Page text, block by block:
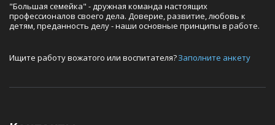
"Большая семейка" - дружная команда настоящих
профессионалов своего дела. Доверие, развитие, любовь к
детям, преданность делу - наши основные принципы в работе.
Ищите работу вожатого или воспитателя? Заполните анкету